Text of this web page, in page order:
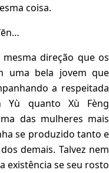
coisa.
direção que os
uma bela jovem que
a respeitada
Yù quanto Xù Fèng
das mulheres mais
se produzido tanto e
demais. Talvez nem
existência se seu rosto